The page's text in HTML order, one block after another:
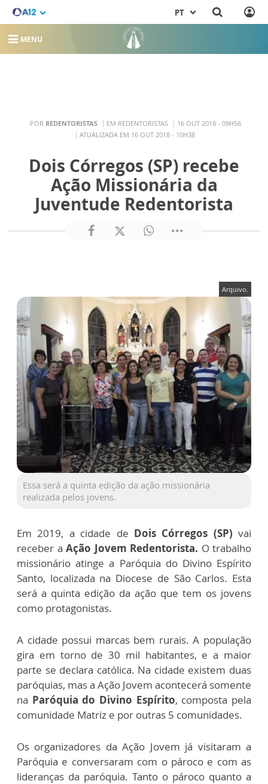
PT
MENU
POR REDENTORISTAS EM REDENTORISTAS
16 OUT 2018 - 09H56
ATUALIZADA EM 16 OUT 2018 - 10H38
Dois Córregos (SP) recebe
Ação Missionária da
Juventude Redentorista
Arquivo.
Essa será a quinta edição da ação missionária
realizada pelos jovens.
Em 2019, a cidade de Dois Córregos (SP) vai
receber a Ação Jovem Redentorista. O trabalho
missionário atinge a Paróquia do Divino Espírito
Santo, localizada na Diocese de São Carlos. Esta
será a quinta edição da ação que tem os jovens
como protagonistas.
A cidade possui marcas bem rurais. A população
gira em torno de 30 mil habitantes, e a maior
parte se declara católica. Na cidade existem duas
paróquias, mas a Ação Jovem acontecerá somente
na Paróquia do Divino Espírito, composta pela
comunidade Matriz e por outras 5 comunidades.
Os organizadores da Ação Jovem já visitaram a
Paróquia e conversaram com o pároco e com as
lideranças da paróquia. Tanto o pároco quanto a